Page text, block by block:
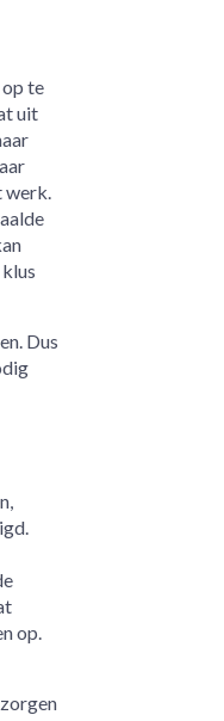
te
uit
werk.
Dus
op.